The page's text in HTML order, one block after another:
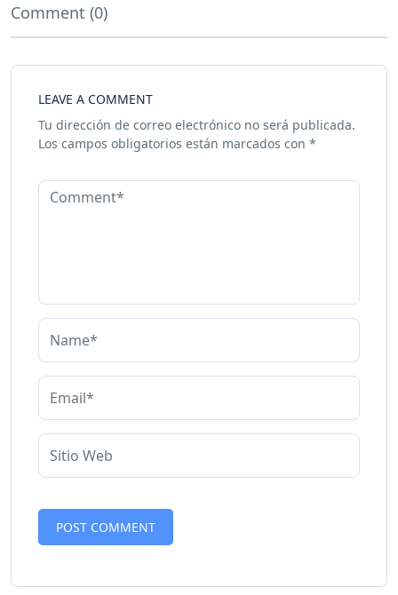
Comment (0)
LEAVE A COMMENT
Tu dirección de correo electrónico no será publicada.
Los campos obligatorios están marcados con *